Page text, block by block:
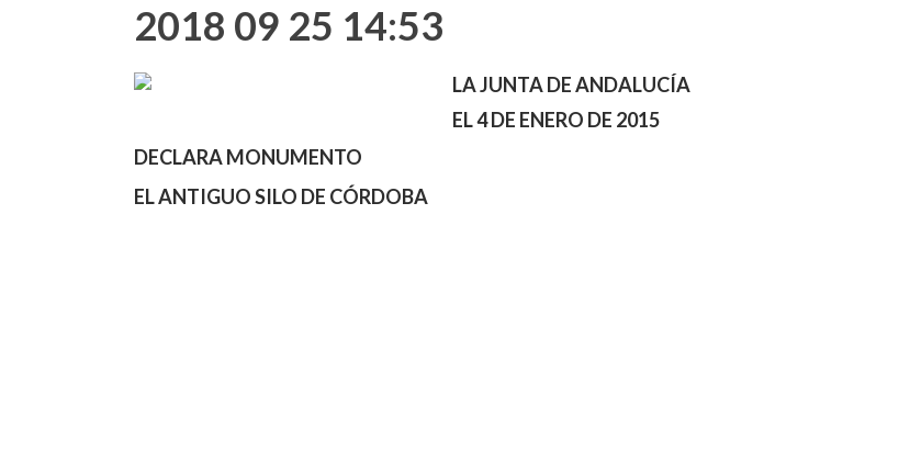
2018 09 25 14:53
LA JUNTA DE ANDALUCÍA
EL 4 DE ENERO DE 2015
DECLARA MONUMENTO
EL ANTIGUO SILO DE CÓRDOBA